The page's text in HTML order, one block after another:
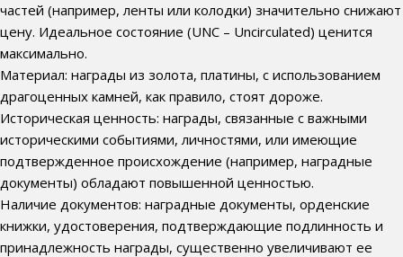
частей (например, ленты или колодки) значительно снижают
цену. Идеальное состояние (UNC – Uncirculated) ценится
максимально.
Материал: награды из золота, платины, с использованием
драгоценных камней, как правило, стоят дороже.
Историческая ценность: награды, связанные с важными
историческими событиями, личностями, или имеющие
подтвержденное происхождение (например, наградные
документы) обладают повышенной ценностью.
Наличие документов: наградные документы, орденские
книжки, удостоверения, подтверждающие подлинность и
принадлежность награды, существенно увеличивают ее